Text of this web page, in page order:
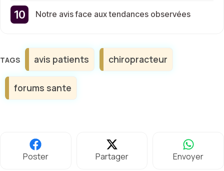
Notre avis face aux tendances observées
Étiquettes
avis patients chiropracteur
forums sante
Poster Partager Envoyer